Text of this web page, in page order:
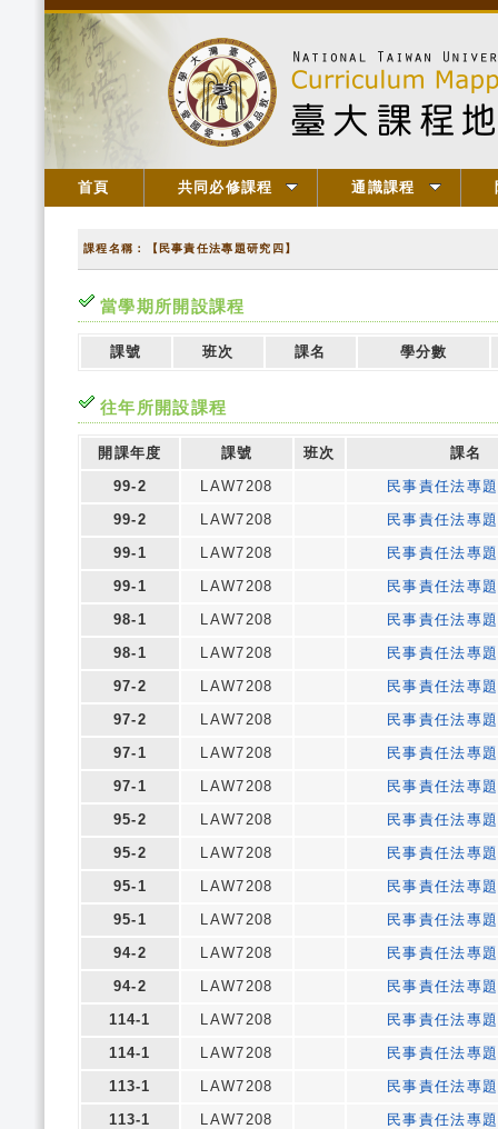
首頁 共同必修課程 通識課程
課程名稱：【民事責任法專題研究四】
當學期所開設課程
課號 班次 課名 學分數
往年所開設課程
開課年度 課號 班次
課名
99-2
LAW7208
民事責任法專
99-2
LAW7208
民事責任法專
99-1
LAW7208
民事責任法專
99-1
LAW7208
民事責任法專
98-1
LAW7208
民事責任法專
98-1
LAW7208
民事責任法專
97-2
LAW7208
民事責任法專
97-2
LAW7208
民事責任法專
97-1
LAW7208
民事責任法專
97-1
LAW7208
民事責任法專
95-2
LAW7208
民事責任法專
95-2
LAW7208
民事責任法專
95-1
LAW7208
民事責任法專
95-1
LAW7208
民事責任法專
94-2
LAW7208
民事責任法專
94-2
LAW7208
民事責任法專
114-1
LAW7208
民事責任法專
114-1
LAW7208
民事責任法專
113-1
LAW7208
民事責任法專
113-1
LAW7208
民事責任法專